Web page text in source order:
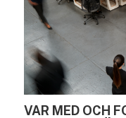
VAR MED OCH